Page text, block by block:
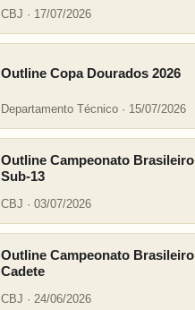
CBJ · 17/07/2026
Outline Copa Dourados 2026
Departamento Técnico · 15/07/2026
Outline Campeonato Brasileiro
Sub-13
CBJ · 03/07/2026
Outline Campeonato Brasileiro
Cadete
CBJ · 24/06/2026